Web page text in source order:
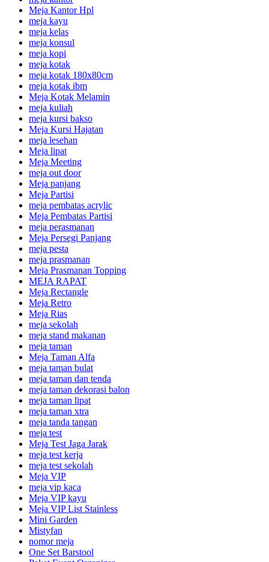
Meja Kantor Hpl
meja kayu
meja kelas
meja konsul
meja kopi
meja kotak
meja kotak 180x80cm
meja kotak ibm
Meja Kotak Melamin
meja kuliah
meja kursi bakso
Meja Kursi Hajatan
meja lesehan
Meja lipat
Meja Meeting
meja out door
Meja panjang
Meja Partisi
meja pembatas acrylic
Meja Pembatas Partisi
meja perasmanan
Meja Persegi Panjang
meja pesta
meja prasmanan
Meja Prasmanan Topping
MEJA RAPAT
Meja Rectangle
Meja Retro
Meja Rias
meja sekolah
meja stand makanan
meja taman
Meja Taman Alfa
meja taman bulat
meja taman dan tenda
meja taman dekorasi balon
meja taman lipat
meja taman xtra
meja tanda tangan
meja test
Meja Test Jaga Jarak
meja test kerja
meja test sekolah
Meja VIP
meja vip kaca
Meja VIP kayu
Meja VIP List Stainless
Mini Garden
Mistyfan
nomor meja
One Set Barstool